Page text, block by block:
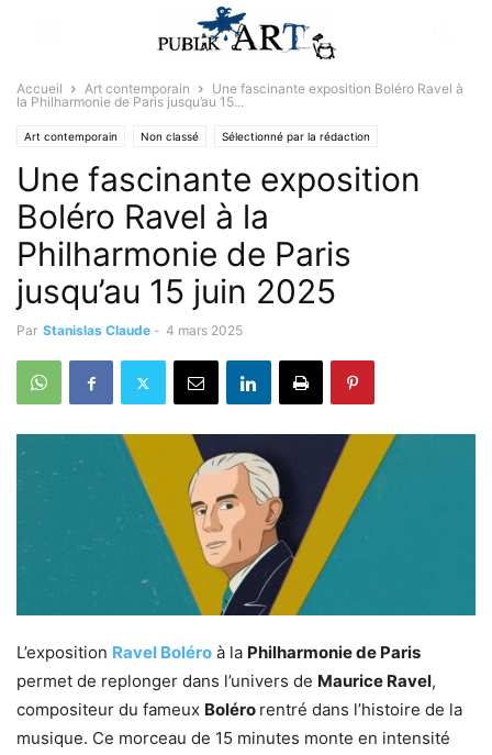
Accueil Art contemporain
Une fascinante exposition Boléro Ravel à
la Philharmonie de Paris jusqu’au 15...
Art contemporain Non classé Sélectionné par la rédaction
Une fascinante exposition
Boléro Ravel à la
Philharmonie de Paris
jusqu’au 15 juin 2025
Par Stanislas Claude - 4 mars 2025
L’exposition Ravel Boléro à la Philharmonie de Paris
permet de replonger dans l’univers de Maurice Ravel,
compositeur du fameux Boléro rentré dans l’histoire de la
musique. Ce morceau de 15 minutes monte en intensité